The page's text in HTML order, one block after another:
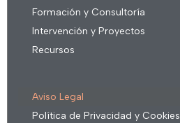
Formación y Consultoría
Intervención y Proyectos
Recursos
Aviso Legal
Política de Privacidad y Cookies